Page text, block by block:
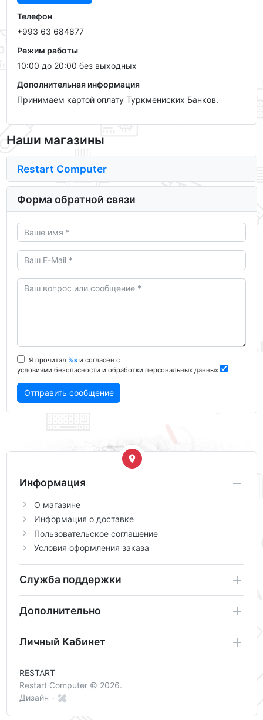
Телефон
+993 63 684877
Режим работы
10:00 до 20:00 без выходных
Дополнительная информация
Принимаем картой оплату Туркмениских Банков.
Наши магазины
Restart Computer
Форма обратной связи
Я прочитал %s и согласен с
условиями безопасности и обработки персональных данных
Информация
О магазине
Информация о доставке
Пользовательское соглашение
Условия оформления заказа
Служба поддержки
Дополнительно
Личный Кабинет
RESTART
Restart Computer © 2026.
Дизайн -